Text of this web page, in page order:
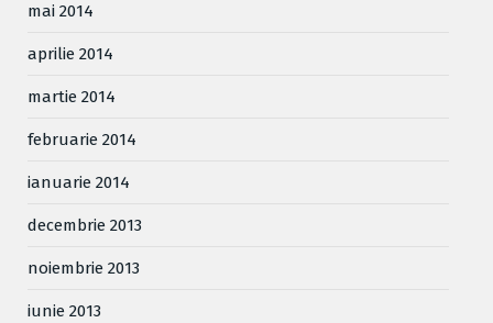
mai 2014
aprilie 2014
martie 2014
februarie 2014
ianuarie 2014
decembrie 2013
noiembrie 2013
iunie 2013